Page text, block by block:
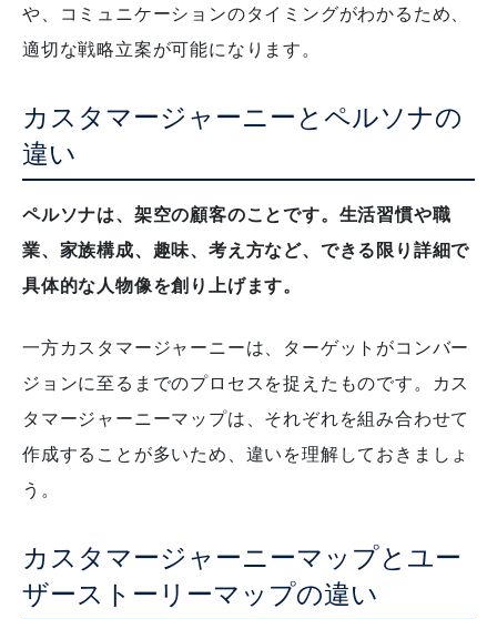
や、
コミュニケーションのタイミングがわかるため、
適切な戦略立案が可能になります。
カスタマージャーニーとペルソナの
違い
ペルソナは、架空の顧客のことです。生活習慣や職
業、家族構成、趣味、考え方など、できる限り詳細で
具体的な人物像を創り上げます。
一方カスタマージャーニーは、ターゲットがコンバー
ジョンに至るまでのプロセスを捉えたものです。
カス
タマージャーニーマップは、それぞれを組み合わせて
作成することが多いため、違いを理解しておきましょ
う。
カスタマージャーニーマップとユー
ザーストーリーマップの違い